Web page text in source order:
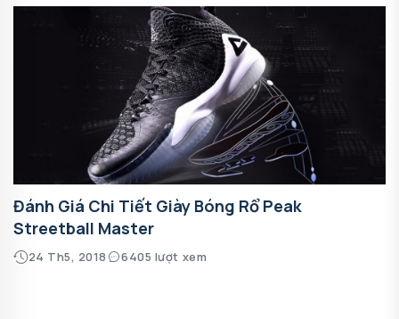
Đánh Giá Chi Tiết Giày Bóng Rổ Peak
Streetball Master
24 Th5, 2018 6405 lượt xem